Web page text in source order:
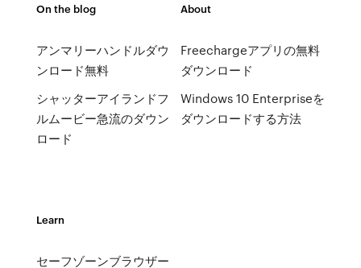
On the blog
アンマリーハンドルダウ
ンロード無料
シャッターアイランドフ
ルムービー急流のダウン
ロード
About
Freechargeアプリの無料
ダウンロード
Windows 10 Enterpriseを
ダウンロードする方法
Learn
セーフゾーンブラウザー